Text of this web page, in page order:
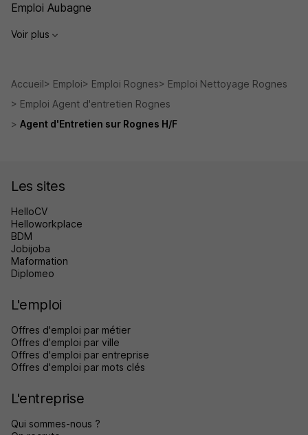
Emploi Aubagne
Voir plus
Accueil Emploi Emploi Rognes
Emploi Nettoyage Rognes
Emploi Agent d'entretien Rognes
Agent d'Entretien sur Rognes H/F
Les sites
HelloCV
Helloworkplace
BDM
Jobijoba
Maformation
Diplomeo
L'emploi
Offres d'emploi par métier
Offres d'emploi par ville
Offres d'emploi par entreprise
Offres d'emploi par mots clés
L'entreprise
Qui sommes-nous ?